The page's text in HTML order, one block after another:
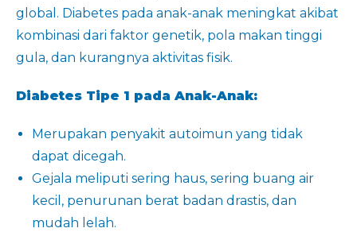
global. Diabetes pada anak-anak meningkat akibat
kombinasi dari faktor genetik, pola makan tinggi
gula, dan kurangnya aktivitas fisik.
Diabetes Tipe 1 pada Anak-Anak:
Merupakan penyakit autoimun yang tidak
dapat dicegah.
Gejala meliputi sering haus, sering buang air
kecil, penurunan berat badan drastis, dan
mudah lelah.